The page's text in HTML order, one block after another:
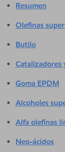
Resumen
Olefinas
Butilo
Catalizadores
Goma EPDM
Alcoholes
Alfa olefinas
Neo-ácidos